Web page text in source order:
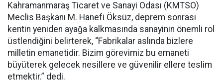
Kahramanmaraş Ticaret ve Sanayi Odası (KMTSO)
Meclis Başkanı M. Hanefi Öksüz, deprem sonrası
kentin yeniden ayağa kalkmasında sanayinin önemli rol
üstlendiğini belirterek, “Fabrikalar aslında bizlere
milletin emanetidir. Bizim görevimiz bu emaneti
büyüterek gelecek nesillere ve güvenilir ellere teslim
etmektir.” dedi.